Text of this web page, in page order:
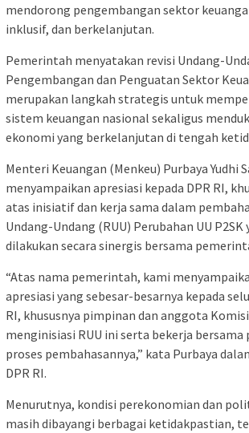
mendorong pengembangan sektor
inklusif, dan berkelanjutan.
Pemerintah menyatakan revisi Undang-
Pengembangan dan Penguatan Sektor
merupakan langkah strategis untuk
sistem keuangan nasional sekaligus
ekonomi yang berkelanjutan di tengah
Menteri Keuangan (Menkeu) Purbaya Yudhi
menyampaikan apresiasi kepada DPR RI,
atas inisiatif dan kerja sama dalam
Undang-Undang (RUU) Perubahan UU
dilakukan secara sinergis bersama
“Atas nama pemerintah, kami
apresiasi yang sebesar-besarnya kepada
RI, khususnya pimpinan dan anggota
menginisiasi RUU ini serta bekerja
proses pembahasannya,” kata Purbaya
DPR RI.
Menurutnya, kondisi perekonomian dan
masih dibayangi berbagai ketidakpastian,